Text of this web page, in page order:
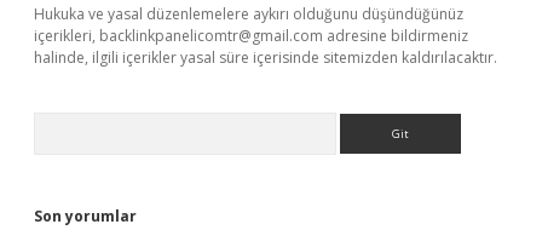
Hukuka ve yasal düzenlemelere aykırı olduğunu düşündüğünüz
içerikleri, backlinkpanelicomtr@gmail.com adresine bildirmeniz
halinde, ilgili içerikler yasal süre içerisinde sitemizden kaldırılacaktır.
Son yorumlar